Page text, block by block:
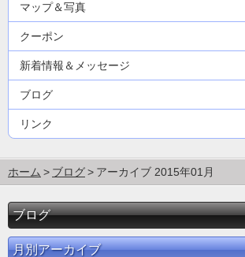
マップ＆写真
クーポン
新着情報＆メッセージ
ブログ
リンク
ホーム ブログ アーカイブ 2015年01月
ブログ
月別アーカイブ